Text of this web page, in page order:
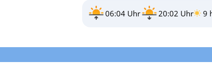
06:04 Uhr 20:02 Uhr 9